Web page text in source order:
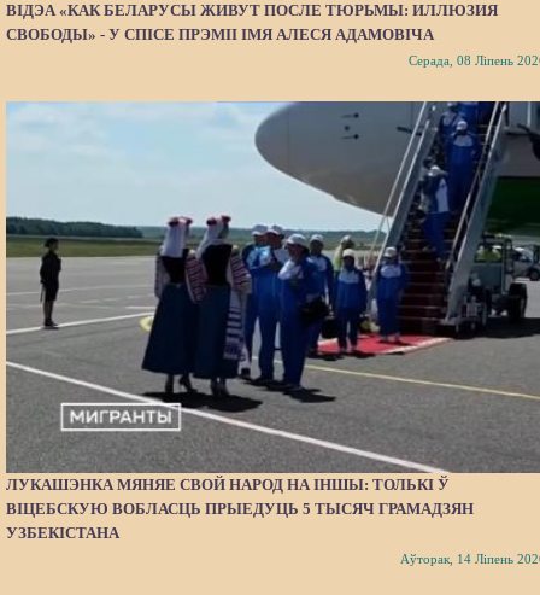
ВІДЭА «КАК БЕЛАРУСЫ ЖИВУТ ПОСЛЕ ТЮРЬМЫ: ИЛЛЮЗИЯ
СВОБОДЫ» - У СПІСЕ ПРЭМІІ ІМЯ АЛЕСЯ АДАМОВІЧА
Серада, 08 Ліпень
ЛУКАШЭНКА МЯНЯЕ СВОЙ НАРОД НА ІНШЫ: ТОЛЬКІ Ў
ВІЦЕБСКУЮ ВОБЛАСЦЬ ПРЫЕДУЦЬ 5 ТЫСЯЧ ГРАМАДЗЯН
УЗБЕКІСТАНА
Аўторак, 14 Ліпень